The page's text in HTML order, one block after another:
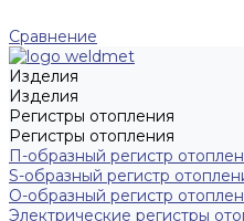
Сравнение
Изделия
Изделия
Регистры отопления
Регистры отопления
П-образный регистр
S-образный регистр
O-образный регистр
Электрические регистры